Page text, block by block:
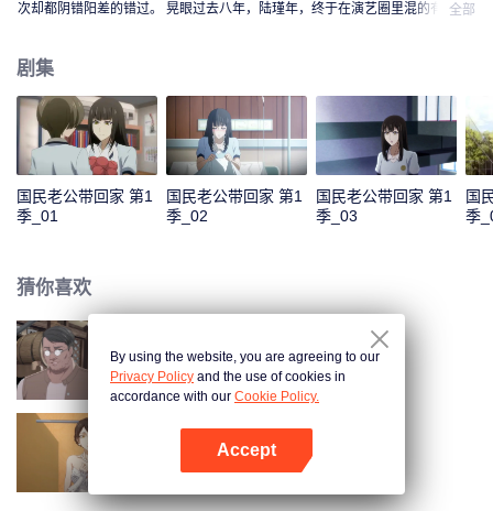
次却都阴错阳差的错过。 晃眼过去八年，陆瑾年，终于在演艺圈里混的有了起
族企业，曾经互相暗恋的两个人，再次重逢，并开始扮演假未婚夫妻。两人的
关系却因之前的误会处于冰封状态。直到陆瑾年两人互相坦露心迹，重修旧
好。 两人的感情因一次又一次的误会和旁人的阻隔而生隙，直到最后乔安好知
道真相……
全部
剧集
国民老公带回家 第1
季_01
国民老公带回家 第1
季_02
国民老公带回家 第1
季_03
国
季
猜你喜欢
国民老公带回家 第4季
国民老公带回家 第2季
By using the website, you are agreeing to our
Privacy Policy and the use of cookies in
accordance with our Cookie Policy.
Accept